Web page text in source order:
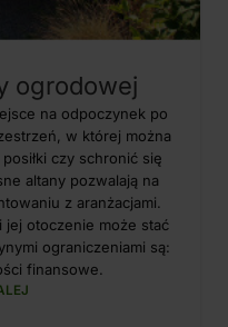
ogrodowej
na odpoczynek po
w której można
czy schronić się
altany pozwalają na
z aranżacjami.
jej otoczenie może stać
ograniczeniami są:
finansowe.